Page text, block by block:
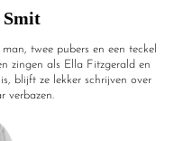
Smit
twee pubers en een teckel
zingen als Ella Fitzgerald en
blijft ze lekker schrijven over
verbazen.